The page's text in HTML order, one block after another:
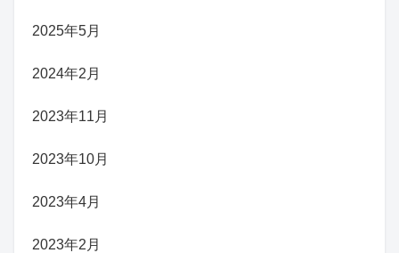
2025年5月
2024年2月
2023年11月
2023年10月
2023年4月
2023年2月